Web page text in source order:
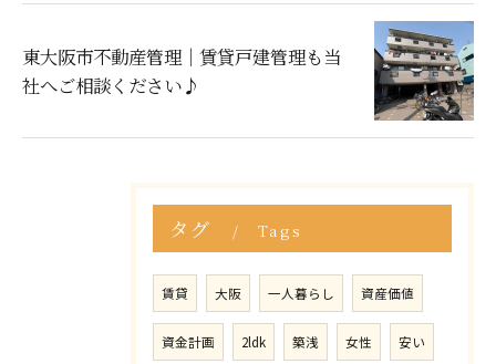
東大阪市不動産管理｜賃貸戸建管理も当
社へご相談ください♪
タグ Tags
賃貸 大阪 一人暮らし 資産価値
資金計画 2ldk 築浅 女性 安い